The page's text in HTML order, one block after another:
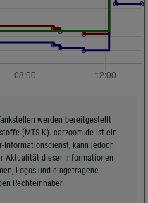
werden bereitgestellt
(MTS-K). carzoom.de ist ein
Informationsdienst, kann jedoch
Aktualität dieser Informationen
Logos und eingetragene
Rechteinhaber.